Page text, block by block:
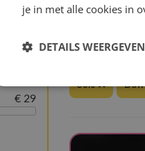
€ 29
Solo
je in met alle cookies in
DETAILS WEERGEVEN